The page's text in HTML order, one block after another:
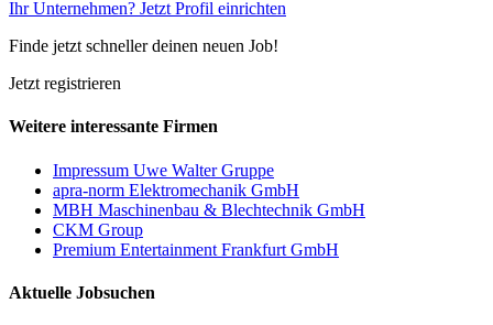
Ihr Unternehmen? Jetzt Profil einrichten
Finde jetzt schneller deinen neuen Job!
Jetzt registrieren
Weitere interessante Firmen
Impressum Uwe Walter Gruppe
apra-norm Elektromechanik GmbH
MBH Maschinenbau & Blechtechnik GmbH
CKM Group
Premium Entertainment Frankfurt GmbH
Aktuelle Jobsuchen